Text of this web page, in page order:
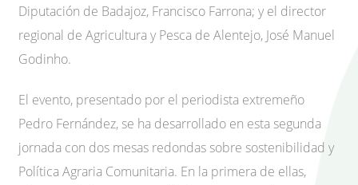
Diputación de Badajoz, Francisco Farrona; y el director
regional de Agricultura y Pesca de Alentejo, José Manuel
Godinho.
El evento, presentado por el periodista extremeño
Pedro Fernández, se ha desarrollado en esta segunda
jornada con dos mesas redondas sobre sostenibilidad y
Política Agraria Comunitaria. En la primera de ellas,